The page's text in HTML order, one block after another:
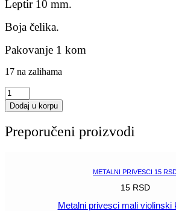
Leptir 10 mm.
Boja čelika.
Pakovanje 1 kom
17 na zalihama
Metalni
privesci
mali
boja
Dodaj u korpu
Preporučeni proizvodi
METALNI PRIVESCI 15
15 RSD
Metalni privesci mali violinski